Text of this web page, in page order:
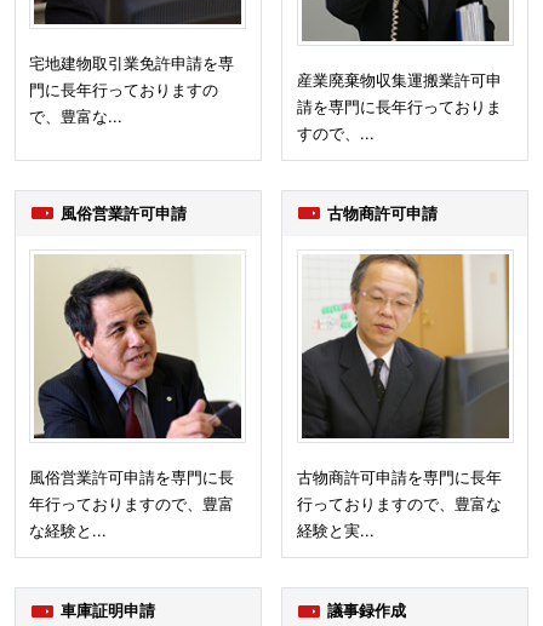
宅地建物取引業免許申請を専
門に長年行っておりますの
で、豊富な...
産業廃棄物収集運搬業許可申
請を専門に長年行っておりま
すので、...
風俗営業許可申請
風俗営業許可申請を専門に長
年行っておりますので、豊富
な経験と...
古物商許可申請
古物商許可申請を専門に長年
行っておりますので、豊富な
経験と実...
車庫証明申請 議事録作成